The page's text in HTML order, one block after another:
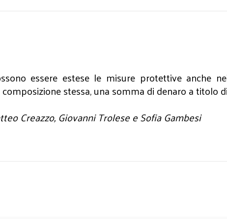
essere estese le misure protettive anche
stessa, una somma di denaro a titolo
Creazzo, Giovanni Trolese e Sofia Gambesi